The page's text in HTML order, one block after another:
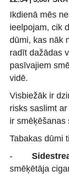
Ikdienā mēs
ieelpojam, cik
dūmi, kas nāk
radīt dažādas
pasīvajiem
vidē.
Visbiežāk ir
risks saslimt
ir smēķēšanas
Tabakas dūmi
-
smēķētāja